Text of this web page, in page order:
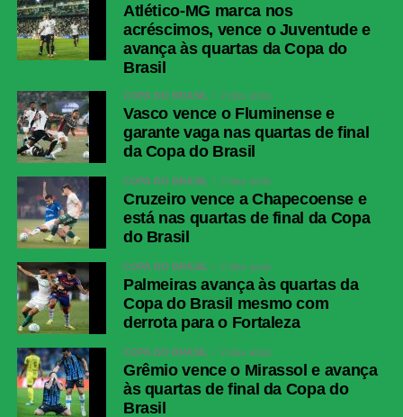
Atlético-MG marca nos
acréscimos, vence o Juventude e
avança às quartas da Copa do
Brasil
COPA DO BRASIL 2 dias atrás
Vasco vence o Fluminense e
garante vaga nas quartas de final
da Copa do Brasil
COPA DO BRASIL 2 dias atrás
Cruzeiro vence a Chapecoense e
está nas quartas de final da Copa
do Brasil
COPA DO BRASIL 2 dias atrás
Palmeiras avança às quartas da
Copa do Brasil mesmo com
derrota para o Fortaleza
COPA DO BRASIL 2 dias atrás
Grêmio vence o Mirassol e avança
às quartas de final da Copa do
Brasil